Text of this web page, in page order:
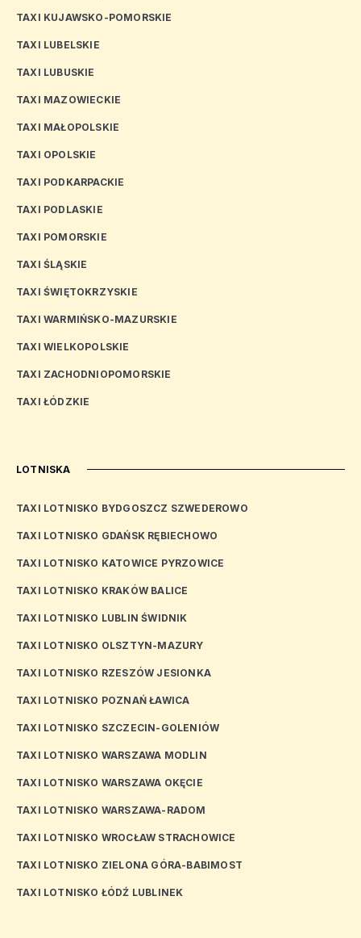
TAXI KUJAWSKO-POMORSKIE
TAXI LUBELSKIE
TAXI LUBUSKIE
TAXI MAZOWIECKIE
TAXI MAŁOPOLSKIE
TAXI OPOLSKIE
TAXI PODKARPACKIE
TAXI PODLASKIE
TAXI POMORSKIE
TAXI ŚLĄSKIE
TAXI ŚWIĘTOKRZYSKIE
TAXI WARMIŃSKO-MAZURSKIE
TAXI WIELKOPOLSKIE
TAXI ZACHODNIOPOMORSKIE
TAXI ŁÓDZKIE
LOTNISKA
TAXI LOTNISKO BYDGOSZCZ SZWEDEROWO
TAXI LOTNISKO GDAŃSK RĘBIECHOWO
TAXI LOTNISKO KATOWICE PYRZOWICE
TAXI LOTNISKO KRAKÓW BALICE
TAXI LOTNISKO LUBLIN ŚWIDNIK
TAXI LOTNISKO OLSZTYN-MAZURY
TAXI LOTNISKO RZESZÓW JESIONKA
TAXI LOTNISKO POZNAŃ ŁAWICA
TAXI LOTNISKO SZCZECIN-GOLENIÓW
TAXI LOTNISKO WARSZAWA MODLIN
TAXI LOTNISKO WARSZAWA OKĘCIE
TAXI LOTNISKO WARSZAWA-RADOM
TAXI LOTNISKO WROCŁAW STRACHOWICE
TAXI LOTNISKO ZIELONA GÓRA-BABIMOST
TAXI LOTNISKO ŁÓDŹ LUBLINEK